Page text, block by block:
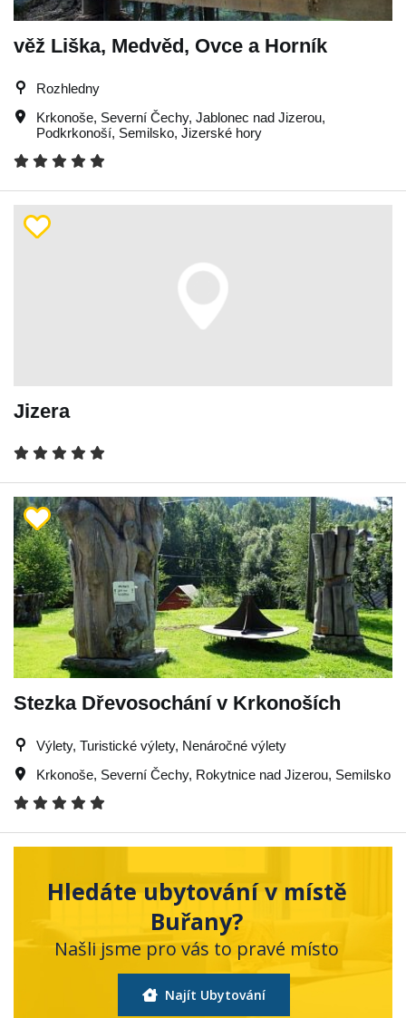
věž Liška, Medvěd, Ovce a Horník
Rozhledny
Krkonoše, Severní Čechy, Jablonec nad Jizerou,
Podkrkonoší, Semilsko, Jizerské hory
Jizera
Stezka Dřevosochání v Krkonoších
Výlety, Turistické výlety, Nenáročné výlety
Krkonoše, Severní Čechy, Rokytnice nad Jizerou, Semilsko
Hledáte ubytování v místě
Buřany?
Našli jsme pro vás to pravé místo
Najít Ubytování